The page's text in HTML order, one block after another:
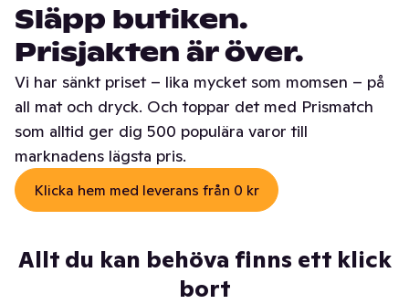
Släpp butiken.
Prisjakten är över.
Vi har sänkt priset – lika mycket som momsen – på
all mat och dryck. Och toppar det med Prismatch
som alltid ger dig 500 populära varor till
marknadens lägsta pris.
Klicka hem med leverans från 0 kr
Allt du kan behöva finns ett klick
bort